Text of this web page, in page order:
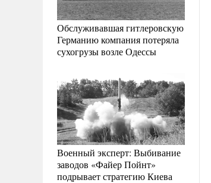
Обслуживавшая гитлеровскую
Германию компания потеряла
сухогрузы возле Одессы
Военный эксперт: Выбивание
заводов «Файер Пойнт»
подрывает стратегию Киева